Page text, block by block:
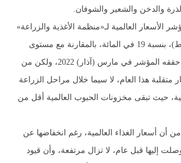
والدخن والشعير والشوفان.
الأسعار العالمية لـ«منظمة الأغذية والزراعة»
(فاو)، في فبراير (شباط)، بنسبة 19 في المائة، بالمقارنة مع مستوى
الأسعار القياسي الذي حققه المؤشر في مارس (آذار) 2022، ولكن من
متقلبة هذا العام، لا سيما خلال مراحل الزراعة
حيث تبقى مخزونات الحبوب العالمية أقل من
أن أسعار الغذاء العالمية، رغم انخفاضها عن
وصلت إليها قبل عام، لا تزال مرتفعة، وأن قيود